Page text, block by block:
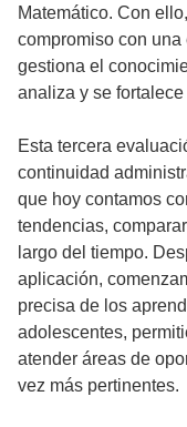
Matemático. Con
compromiso con
gestiona el
analiza y se
Esta tercera
continuidad
que hoy contamos
tendencias,
largo del tiempo.
aplicación,
precisa de los
adolescentes,
atender áreas de
vez más pertinentes.